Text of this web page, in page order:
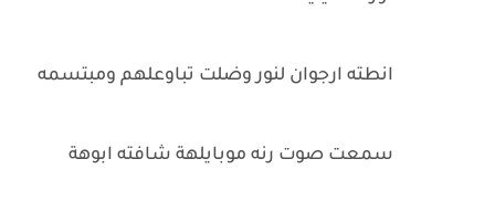
انطته ارجوان لنور وضلت تباوعلهم ومبتسمه
سمعت صوت رنه موبايلهة شافته ابوهة